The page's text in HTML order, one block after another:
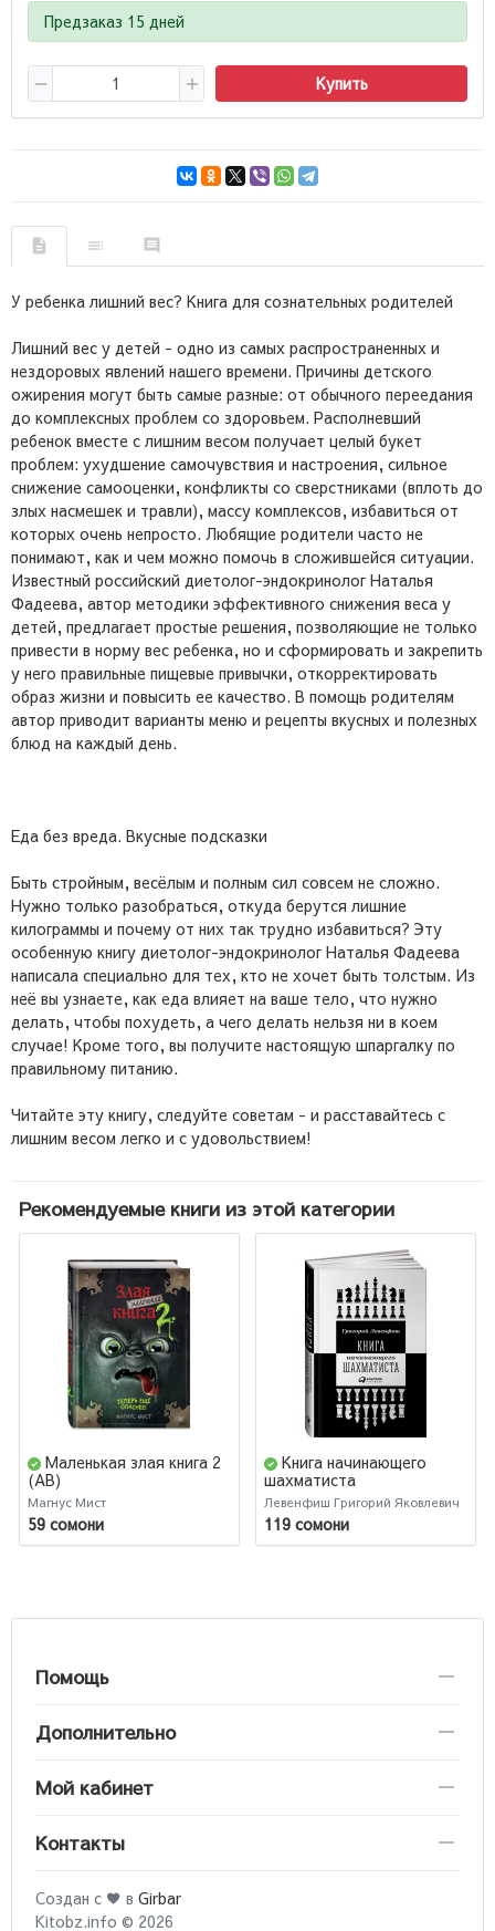
Предзаказ 15 дней
Купить
У ребенка лишний вес? Книга для сознательных родителей
Лишний вес у детей - одно из самых распространенных и
нездоровых явлений нашего времени. Причины детского
ожирения могут быть самые разные: от обычного переедания
до комплексных проблем со здоровьем. Располневший
ребенок вместе с лишним весом получает целый букет
проблем: ухудшение самочувствия и настроения, сильное
снижение самооценки, конфликты со сверстниками (вплоть до
злых насмешек и травли), массу комплексов, избавиться от
которых очень непросто. Любящие родители часто не
понимают, как и чем можно помочь в сложившейся ситуации.
Известный российский диетолог-эндокринолог Наталья
Фадеева, автор методики эффективного снижения веса у
детей, предлагает простые решения, позволяющие не только
привести в норму вес ребенка, но и сформировать и закрепить
у него правильные пищевые привычки, откорректировать
образ жизни и повысить ее качество. В помощь родителям
автор приводит варианты меню и рецепты вкусных и полезных
блюд на каждый день.
Еда без вреда. Вкусные подсказки
Быть стройным, весёлым и полным сил совсем не сложно.
Нужно только разобраться, откуда берутся лишние
килограммы и почему от них так трудно избавиться? Эту
особенную книгу диетолог-эндокринолог Наталья Фадеева
написала специально для тех, кто не хочет быть толстым. Из
неё вы узнаете, как еда влияет на ваше тело, что нужно
делать, чтобы похудеть, а чего делать нельзя ни в коем
случае! Кроме того, вы получите настоящую шпаргалку по
правильному питанию.
Читайте эту книгу, следуйте советам - и расставайтесь с
лишним весом легко и с удовольствием!
Рекомендуемые книги из этой категории
Маленькая злая книга 2
(AB)
Магнус Мист
59 сомони
Книга начинающего
шахматиста
Левенфиш Григорий Яковлевич
119 сомони
Помощь
Дополнительно
Мой кабинет
Контакты
Создан с ♥ в Girbar
Kitobz.info © 2026